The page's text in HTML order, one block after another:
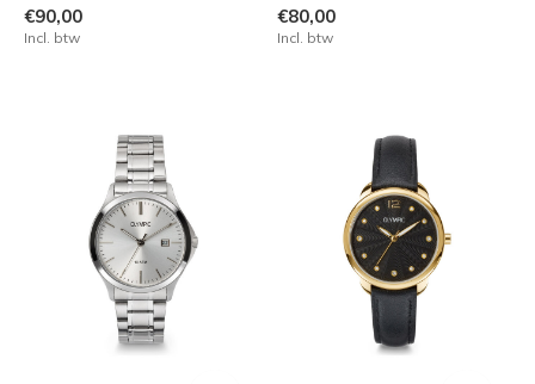
€90,00
Incl. btw
€80,00
Incl. btw